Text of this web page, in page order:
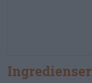
Ingredienser